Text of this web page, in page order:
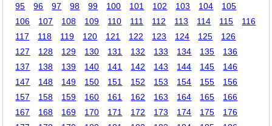
95
96 97 98 99 100 101 102 103 104
105
106
107 108 109 110 111 112 113 114 115
116
117
118 119 120 121 122 123 124 125
126
127
128 129 130 131 132 133 134 135
136
137
138 139 140 141 142 143 144 145
146
147
148 149 150 151 152 153 154 155
156
157
158 159 160 161 162 163 164 165
166
167
168 169 170 171 172 173 174 175
176